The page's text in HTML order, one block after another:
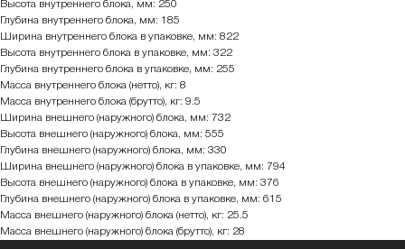
Высота внутреннего блока, мм: 250
Глубина внутреннего блока, мм: 185
Ширина внутреннего блока в упаковке, мм: 822
Высота внутреннего блока в упаковке, мм: 322
Глубина внутреннего блока в упаковке, мм: 255
Масса внутреннего блока (нетто), кг: 8
Масса внутреннего блока (брутто), кг: 9.5
Ширина внешнего (наружного) блока, мм: 732
Высота внешнего (наружного) блока, мм: 555
Глубина внешнего (наружного) блока, мм: 330
Ширина внешнего (наружного) блока в упаковке, мм: 794
Высота внешнего (наружного) блока в упаковке, мм: 376
Глубина внешнего (наружного) блока в упаковке, мм: 615
Масса внешнего (наружного) блока (нетто), кг: 25.5
Масса внешнего (наружного) блока (брутто), кг: 28